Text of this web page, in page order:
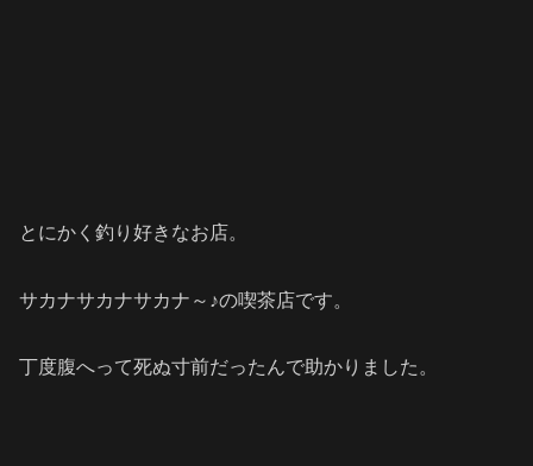
とにかく釣り好きなお店。
サカナサカナサカナ～♪の喫茶店です。
丁度腹へって死ぬ寸前だったんで助かりました。